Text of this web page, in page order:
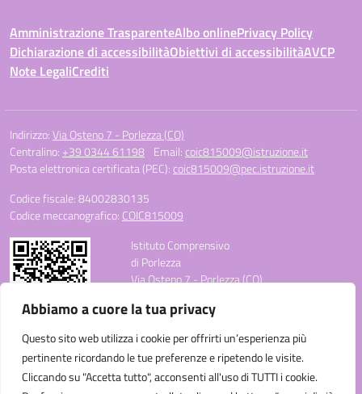
Abbiamo a cuore la tua privacy
Questo sito web utilizza i cookie per offrirti un’esperienza più
pertinente ricordando le tue preferenze e ripetendo le visite.
Cliccando su "Accetta tutto", acconsenti all'uso di TUTTI i cookie.
Amministrazione TrasparenteAlbo onlinePrivacy Policy
Dichiarazione di accessibilitàObiettivi di accessibilitàAVCP
Note LegaliCrediti
Indirizzo:Via Osteno 7 - Porlezza (CO)
Centralino: +39 0344 61198 Email:coic815009@istruzione.it
Posta elettronica certificata (PEC):coic815009@pec.istruzione.it
Codice fiscale: 84002830135
Codice meccanografico: COIC815009
Istituto Comprensivo
di Porlezza
Via Osteno 7 - Porlezza (CO)
E-mail: coic815009@istruzione.it
PEC: coic815009@pec.istruzione.it
Codice Meccanografico: COIC815009
Codice Fiscale: 84002830135
Codice Univoco Ufficio: UF3C3W